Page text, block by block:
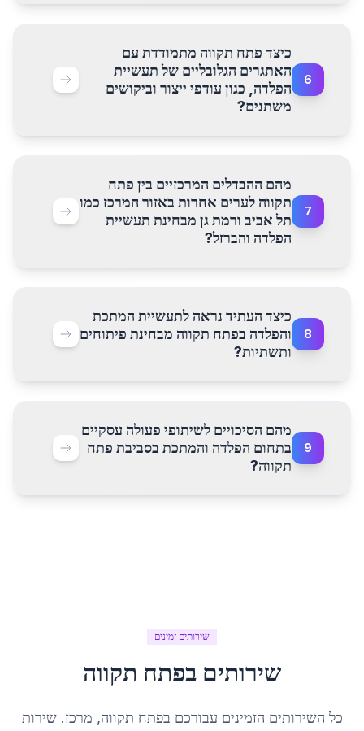
6
כיצד פתח תקווה מתמודדת עם
האתגרים הגלובליים של תעשיית
הפלדה, כגון עודפי ייצור וביקושים
משתנים?
7
מהם ההבדלים המרכזיים בין פתח
תקווה לערים אחרות באזור המרכז כמו
תל אביב ורמת גן מבחינת תעשיית
הפלדה והברזל?
8
כיצד העתיד נראה לתעשיית המתכת
והפלדה בפתח תקווה מבחינת פיתוחים
ותשתיות?
9
מהם הסיכויים לשיתופי פעולה עסקיים
בתחום הפלדה והמתכת בסביבת פתח
תקווה?
שירותים זמינים
שירותים בפתח תקווה
כל השירותים הזמינים עבורכם בפתח תקווה, מרכז. שירות